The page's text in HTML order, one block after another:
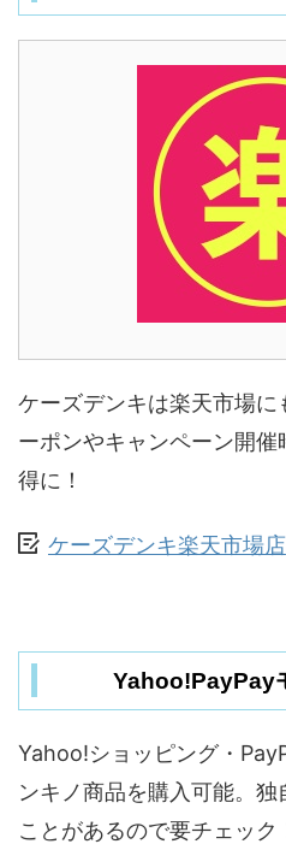
ケーズデンキは楽天市場に
ーポンやキャンペーン開
得に！
ケーズデンキ楽天市場店
Yahoo!PayPay
Yahoo!ショッピング・
ンキノ商品を購入可能。
ことがあるので要チェック